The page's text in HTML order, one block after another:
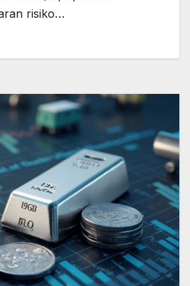
risiko…